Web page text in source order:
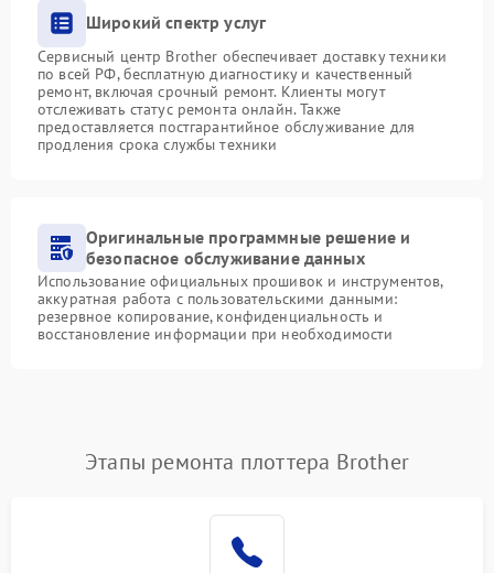
Широкий спектр услуг
Сервисный центр Brother обеспечивает доставку техники
по всей РФ, бесплатную диагностику и качественный
ремонт, включая срочный ремонт. Клиенты могут
отслеживать статус ремонта онлайн. Также
предоставляется постгарантийное обслуживание для
продления срока службы техники
Оригинальные программные решение и
безопасное обслуживание данных
Использование официальных прошивок и инструментов,
аккуратная работа с пользовательскими данными:
резервное копирование, конфиденциальность и
восстановление информации при необходимости
Этапы ремонта плоттера Brother